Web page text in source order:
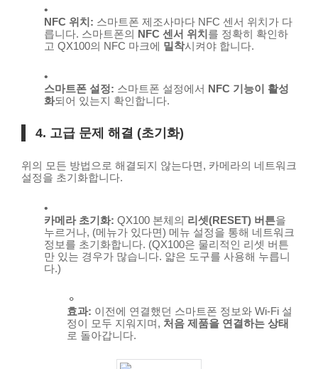
NFC 위치: 스마트폰 제조사마다 NFC 센서 위치가 다
릅니다. 스마트폰의 NFC 센서 위치 를 정확히 확인하
고 QX100의 NFC 마크에 밀착시켜야 합니다.
스마트폰 설정: 스마트폰 설정에서 NFC 기능이 활성
화되어 있는지 확인합니다.
4. 고급 문제 해결 (초기화)
위의 모든 방법으로 해결되지 않는다면, 카메라의 네트워크
설정을 초기화합니다.
카메라 초기화: QX100 본체의 리셋(RESET) 버튼을
누르거나, (메뉴가 있다면) 메뉴 설정을 통해 네트워크
정보를 초기화합니다. (QX100은 물리적인 리셋 버튼
만 있는 경우가 많습니다. 얇은 도구를 사용해 누릅니
다.)
효과: 이전에 연결했던 스마트폰 정보와 Wi-Fi 설
정이 모두 지워지며, 처음 제품을 연결하는 상태
로 돌아갑니다.